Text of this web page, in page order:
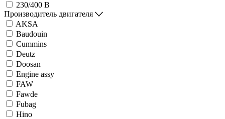
230/400 В
Производитель двигателя
AKSA
Baudouin
Cummins
Deutz
Doosan
Engine assy
FAW
Fawde
Fubag
Hino